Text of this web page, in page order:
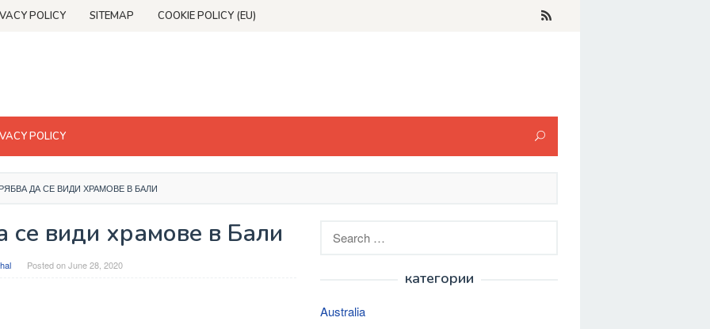
POLICY SITEMAP COOKIE POLICY (EU)
POLICY
ДА СЕ ВИДИ ХРАМОВЕ В БАЛИ
се види храмове в Бали
Posted onJune 28, 2020
категории
Australia